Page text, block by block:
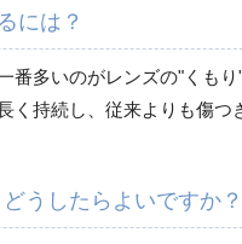
には？
番多いのがレンズの"くも
く持続し、従来よりも傷つ
うしたらよいですか？